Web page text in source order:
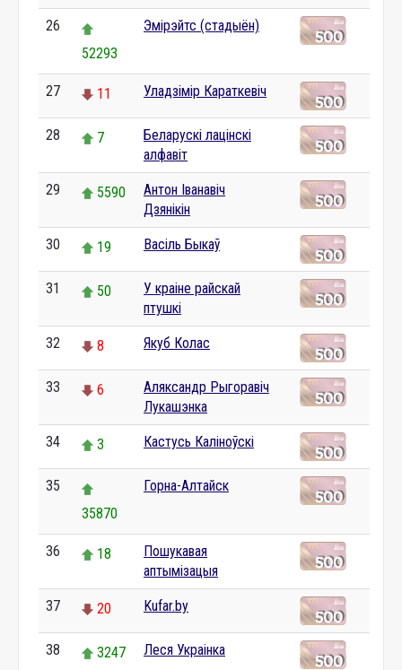
26
52293
Эмірэйтс (стадыён)
27 11 Уладзімір Караткевіч
28 7
Беларускі лацінскі
алфавіт
29 5590
Антон Іванавіч
Дзянікін
30 19 Васіль Быкаў
31 50
У краіне райскай
птушкі
32 8 Якуб Колас
33 6
Аляксандр Рыгоравіч
Лукашэнка
34 3 Кастусь Каліноўскі
35
35870
Горна-Алтайск
36 18
Пошукавая
аптымізацыя
37 20 Kufar.by
38 3247 Леся Украінка